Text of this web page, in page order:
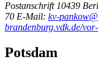
Postanschrift 10439
70 E-Mail: kv-
brandenburg.vdk.de/
Potsdam